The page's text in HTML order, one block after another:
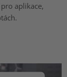
aplikace,